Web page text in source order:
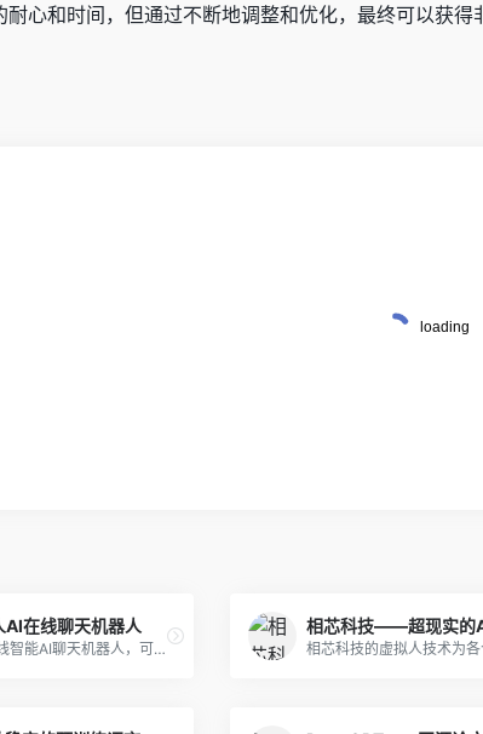
心和时间，但通过不断地调整和优化，最终可以获得
在线聊天机器人
Character AI是一个在线智能AI聊天机器人，可模拟与马斯克、拜登、洛基等名人，支持在线聊天。
相芯科技——超现实的